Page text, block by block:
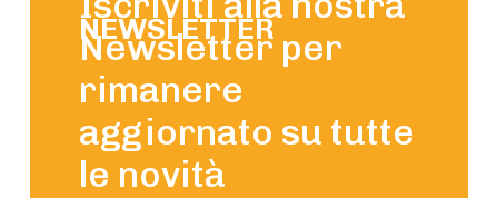
NEWSLETTER
Newsletter per
rimanere
aggiornato su tutte
le novità